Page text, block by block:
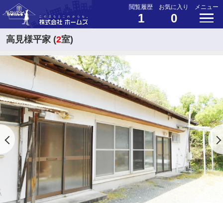
閲覧履歴
1
お気に入り
0
メニュー
高見様平家 (2室)